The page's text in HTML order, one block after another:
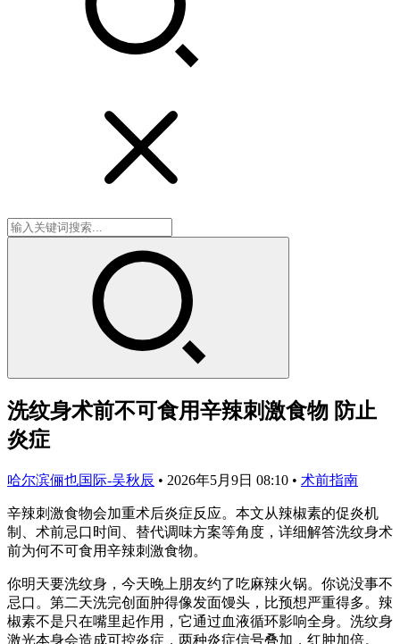
洗纹身术前不可食用辛辣刺激食物 防止
炎症
哈尔滨俪也国际-吴秋辰 • 2026年5月9日 08:10 • 术前指南
辛辣刺激食物会加重术后炎症反应。本文从辣椒素的促炎机
制、术前忌口时间、替代调味方案等角度，详细解答洗纹身术
前为何不可食用辛辣刺激食物。
你明天要洗纹身，今天晚上朋友约了吃麻辣火锅。你说没事不
忌口。第二天洗完创面肿得像发面馒头，比预想严重得多。辣
椒素不是只在嘴里起作用，它通过血液循环影响全身。洗纹身
激光本身会造成可控炎症，两种炎症信号叠加，红肿加倍。